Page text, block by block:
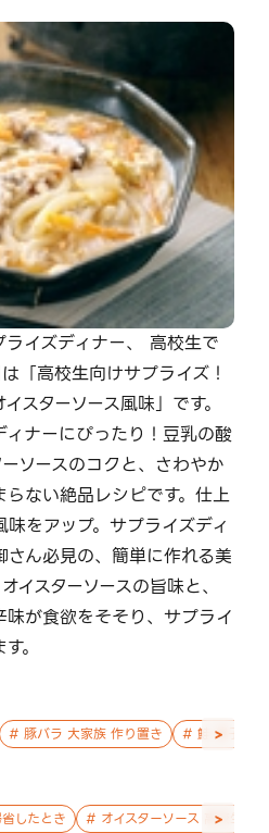
ライズディナー、 高校生で
「高校生向けサプライズ！
スターソース風味」です。
ナーにぴったり！豆乳の酸
ソースのコクと、さわやか
ない絶品レシピです。仕上
をアップ。サプライズディ
ん必見の、簡単に作れる美
イスターソースの旨味と、
が食欲をそそり、サプライ
。
# 豚バラ 大家族 作り置き # 鮭 親子 作
>
したとき # オイスターソース 高校生 暑
>